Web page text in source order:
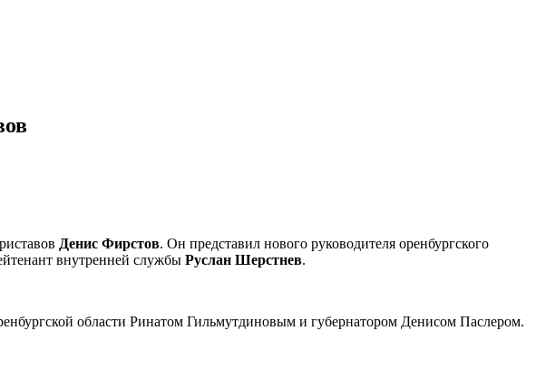
Денис Фирстов. Он представил нового руководителя оренбургского
внутренней службы Руслан Шерстнев.
области Ринатом Гильмутдиновым и губернатором Денисом Паслером.